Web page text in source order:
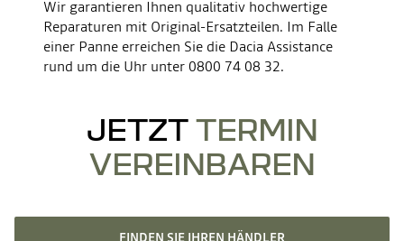
Wir garantieren Ihnen qualitativ hochwertige
Reparaturen mit Original-Ersatzteilen. Im Falle
einer Panne erreichen Sie die Dacia Assistance
rund um die Uhr unter 0800 74 08 32.
JETZT TERMIN
VEREINBAREN
FINDEN SIE IHREN HÄNDLER